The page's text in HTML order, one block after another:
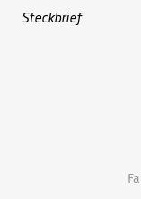
Steckbrief